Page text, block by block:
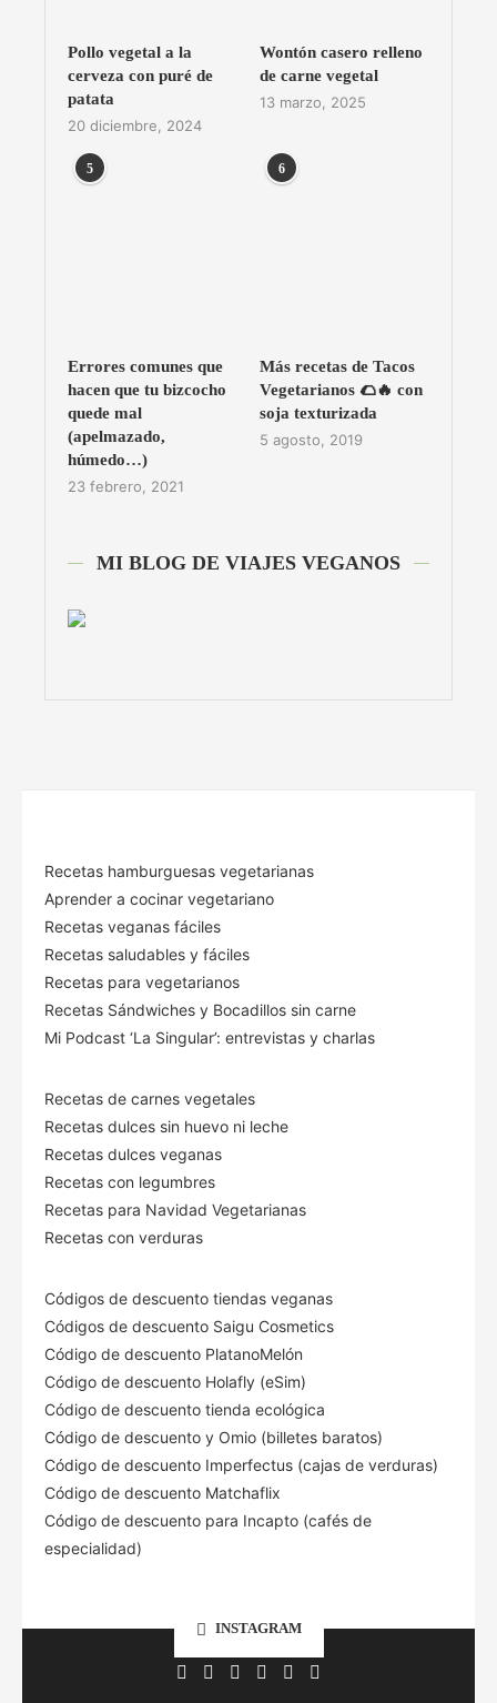
Pollo vegetal a la
cerveza con puré de
patata
20 diciembre, 2024
Wontón casero relleno
de carne vegetal
13 marzo, 2025
5
Errores comunes que
hacen que tu bizcocho
quede mal
(apelmazado,
húmedo…)
23 febrero, 2021
6
Más recetas de Tacos
Vegetarianos 🌮🔥 con
soja texturizada
5 agosto, 2019
MI BLOG DE VIAJES VEGANOS
Recetas hamburguesas vegetarianas
Aprender a cocinar vegetariano
Recetas veganas fáciles
Recetas saludables y fáciles
Recetas para vegetarianos
Recetas Sándwiches y Bocadillos sin carne
Mi Podcast ‘La Singular’: entrevistas y charlas
Recetas de carnes vegetales
Recetas dulces sin huevo ni leche
Recetas dulces veganas
Recetas con legumbres
Recetas para Navidad Vegetarianas
Recetas con verduras
Códigos de descuento tiendas veganas
Códigos de descuento Saigu Cosmetics
Código de descuento PlatanoMelón
Código de descuento Holafly (eSim)
Código de descuento tienda ecológica
Código de descuento y Omio (billetes baratos)
Código de descuento Imperfectus (cajas de verduras)
Código de descuento Matchaflix
Código de descuento para Incapto (cafés de
especialidad)
INSTAGRAM